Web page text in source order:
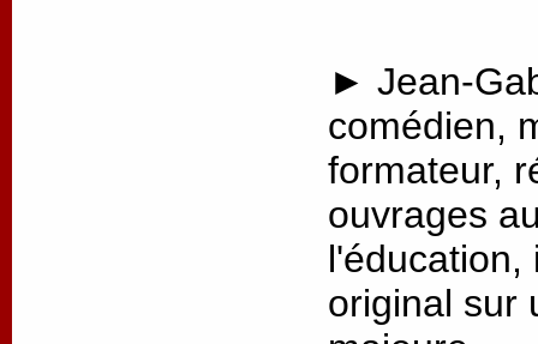
► Jean-
comédien,
formateur,
ouvrages
l'éducation,
original sur